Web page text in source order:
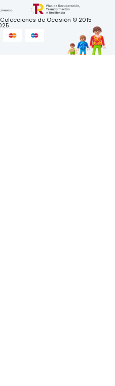
de Ocasión © 2015 -